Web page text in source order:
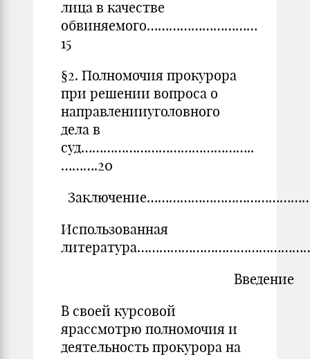
лица в качестве
обвиняемого…………………………
15
§2. Полномочия прокурора
при решении вопроса о
направленииуголовного
дела в
суд………………………………………..
……….20
Использованная
Введение
В своей курсовой
ярассмотрю полномочия и
деятельность прокурора на